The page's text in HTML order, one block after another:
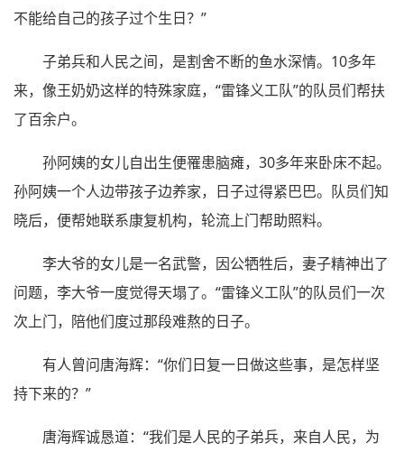
不能给自己的孩子过个生日？”
子弟兵和人民之间，是割舍不断的鱼水深情。10多年
来，像王奶奶这样的特殊家庭，“雷锋义工队”的队员们帮扶
了百余户。
孙阿姨的女儿自出生便罹患脑瘫，30多年来卧床不起。
孙阿姨一个人边带孩子边养家，日子过得紧巴巴。队员们知
晓后，便帮她联系康复机构，轮流上门帮助照料。
李大爷的女儿是一名武警，因公牺牲后，妻子精神出了
问题，李大爷一度觉得天塌了。“雷锋义工队”的队员们一次
次上门，陪他们度过那段难熬的日子。
有人曾问唐海辉：“你们日复一日做这些事，是怎样坚
持下来的？”
唐海辉诚恳道：“我们是人民的子弟兵，来自人民，为